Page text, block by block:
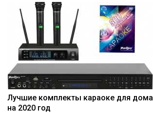
Лучшие комплекты караоке для дома
на 2020 год